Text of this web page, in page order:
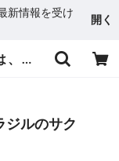
新情報を受け
開く
2022/03/04 本日の珈琲は、ブラジルのサクラちゃんです🌸 | 自家焙煎珈琲 ハルノ珈琲
ルのサク